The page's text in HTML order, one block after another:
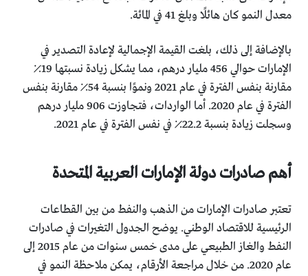
معدل النمو كان هائلًا وبلغ 41 في المائة.
بالإضافة إلى ذلك، بلغت القيمة الإجمالية لإعادة التصدير في
الإمارات حوالي 456 مليار درهم، مما يشكل زيادة نسبتها 19٪
مقارنة بنفس الفترة في عام 2021 ونموًا بنسبة 54٪ مقارنة بنفس
الفترة في عام 2020. أما الواردات، فتجاوزت 906 مليار درهم
وسجلت زيادة بنسبة 22.2٪ في نفس الفترة في عام 2021.
أهم صادرات دولة الإمارات العربية المتحدة
تعتبر صادرات الإمارات من الذهب والنفط من بين القطاعات
الرئيسية للاقتصاد الوطني. يوضح الجدول التغيرات في صادرات
النفط والغاز الطبيعي على مدى خمس سنوات من عام 2015 إلى
عام 2020. من خلال مراجعة الأرقام، يمكن ملاحظة النمو في